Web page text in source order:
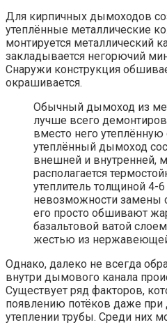
Для кирпичных дымоходов
утеплённые металлические
монтируется металлический
закладывается негорючий
Снаружи конструкция
окрашивается.
Обычный дымоход из
лучше всего
вместо него утеплённую
утеплённый дымоход
внешней и внутренней,
располагается
утеплитель толщиной 4-
невозможности замены
его просто обшивают
базальтовой ватой
жестью из нержавеющей
Однако, далеко не всегда
внутри дымового канала
Существует ряд факторов,
появлению потёков даже при
утеплении трубы. Среди них